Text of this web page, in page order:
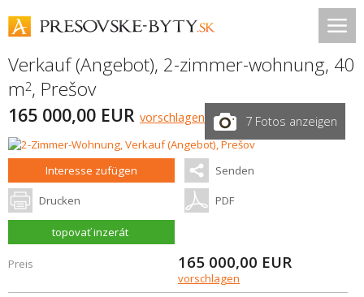
Verkauf (Angebot), 2-zimmer-wohnung, 40
m2, Prešov
165 000,00 EUR vorschlagen 7 Fotos anzeigen
Interesse zufügen Senden
Drucken PDF
topovať inzerát
Preis 165 000,00 EUR
vorschlagen